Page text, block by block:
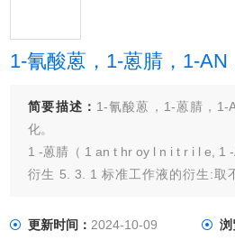
1-氰酸蒽，1-蒽腈，1-AN
简要描述： 1-氰酸蒽，1-蒽腈，1-
化。
1 -蒽腈（ 1 an t hr oy l n i t r i l e, 1
衍生 5. 3. 1 标准工作液的衍生:取
和50μL1 -蒽腈溶液,在涡旋混合器上
更新时间：2024-10-09 浏